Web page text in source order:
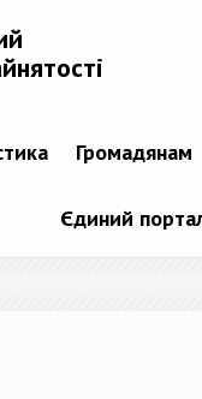
Громадянам
Єдиний